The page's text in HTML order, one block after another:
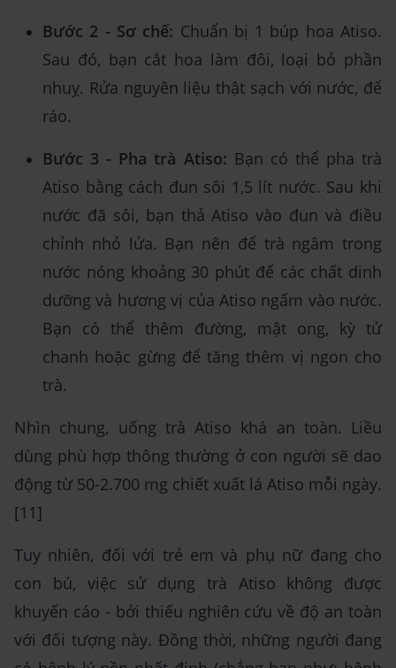
Bước 2 - Sơ chế: Chuẩn bị 1 búp hoa Atiso.
Sau đó, bạn cắt hoa làm đôi, loại bỏ phần
nhuỵ. Rửa nguyên liệu thật sạch với nước, để
ráo.
Bước 3 - Pha trà Atiso: Bạn có thể pha trà
Atiso bằng cách đun sôi 1,5 lít nước. Sau khi
nước đã sôi, bạn thả Atiso vào đun và điều
chỉnh nhỏ lửa. Bạn nên để trà ngâm trong
nước nóng khoảng 30 phút để các chất dinh
dưỡng và hương vị của Atiso ngấm vào nước.
Bạn có thể thêm đường, mật ong, kỳ tử
chanh hoặc gừng để tăng thêm vị ngon cho
trà.
Nhìn chung, uống trà Atiso khá an toàn. Liều
dùng phù hợp thông thường ở con người sẽ dao
động từ 50-2.700 mg chiết xuất lá Atiso mỗi ngày.
[11]
Tuy nhiên, đối với trẻ em và phụ nữ đang cho
con bú, việc sử dụng trà Atiso không được
khuyến cáo - bởi thiếu nghiên cứu về độ an toàn
với đối tượng này. Đồng thời, những người đang